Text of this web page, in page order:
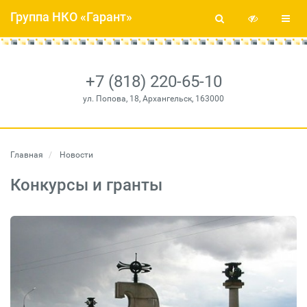
+7 (818) 220-65-10
ул. Попова, 18, Архангельск, 163000
Группа НКО «Гарант»
Главная Новости
Конкурсы и гранты